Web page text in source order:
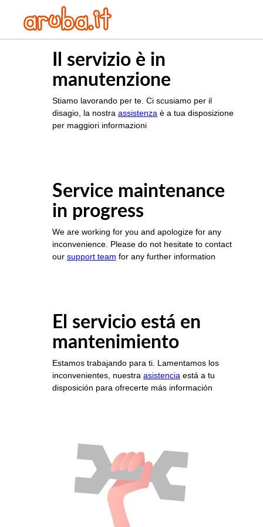
Il servizio è in
manutenzione
Stiamo lavorando per te. Ci scusiamo per il
disagio, la nostra assistenza è a tua disposizione
per maggiori informazioni
Service maintenance
in progress
We are working for you and apologize for any
inconvenience. Please do not hesitate to contact
our support team for any further information
El servicio está en
mantenimiento
Estamos trabajando para ti. Lamentamos los
inconvenientes, nuestra asistencia está a tu
disposición para ofrecerte más información